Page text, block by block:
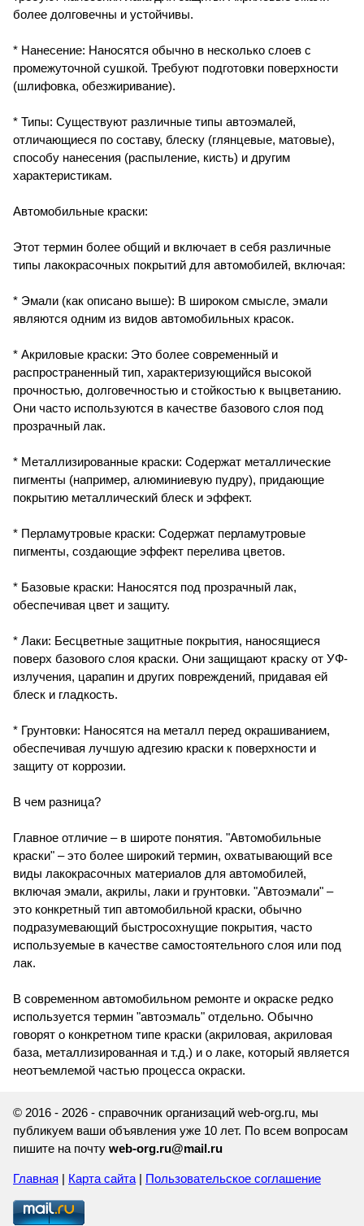
более долговечны и устойчивы.
* Нанесение: Наносятся обычно в несколько слоев с
промежуточной сушкой. Требуют подготовки поверхности
(шлифовка, обезжиривание).
* Типы: Существуют различные типы автоэмалей,
отличающиеся по составу, блеску (глянцевые, матовые),
способу нанесения (распыление, кисть) и другим
характеристикам.
Автомобильные краски:
Этот термин более общий и включает в себя различные
типы лакокрасочных покрытий для автомобилей, включая:
* Эмали (как описано выше): В широком смысле, эмали
являются одним из видов автомобильных красок.
* Акриловые краски: Это более современный и
распространенный тип, характеризующийся высокой
прочностью, долговечностью и стойкостью к выцветанию.
Они часто используются в качестве базового слоя под
прозрачный лак.
* Металлизированные краски: Содержат металлические
пигменты (например, алюминиевую пудру), придающие
покрытию металлический блеск и эффект.
* Перламутровые краски: Содержат перламутровые
пигменты, создающие эффект перелива цветов.
* Базовые краски: Наносятся под прозрачный лак,
обеспечивая цвет и защиту.
* Лаки: Бесцветные защитные покрытия, наносящиеся
поверх базового слоя краски. Они защищают краску от УФ-
излучения, царапин и других повреждений, придавая ей
блеск и гладкость.
* Грунтовки: Наносятся на металл перед окрашиванием,
обеспечивая лучшую адгезию краски к поверхности и
защиту от коррозии.
В чем разница?
Главное отличие – в широте понятия. "Автомобильные
краски" – это более широкий термин, охватывающий все
виды лакокрасочных материалов для автомобилей,
включая эмали, акрилы, лаки и грунтовки. "Автоэмали" –
это конкретный тип автомобильной краски, обычно
подразумевающий быстросохнущие покрытия, часто
используемые в качестве самостоятельного слоя или под
лак.
В современном автомобильном ремонте и окраске редко
используется термин "автоэмаль" отдельно. Обычно
говорят о конкретном типе краски (акриловая, акриловая
база, металлизированная и т.д.) и о лаке, который является
неотъемлемой частью процесса окраски.
© 2016 - 2026 - справочник организаций web-org.ru, мы
публикуем ваши объявления уже 10 лет. По всем вопросам
пишите на почту web-org.ru@mail.ru
Главная | Карта сайта| Пользовательское соглашение